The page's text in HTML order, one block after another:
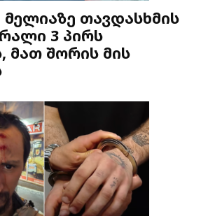
მელიაზე თავდასხმის
3 პირს
მათ შორის მის